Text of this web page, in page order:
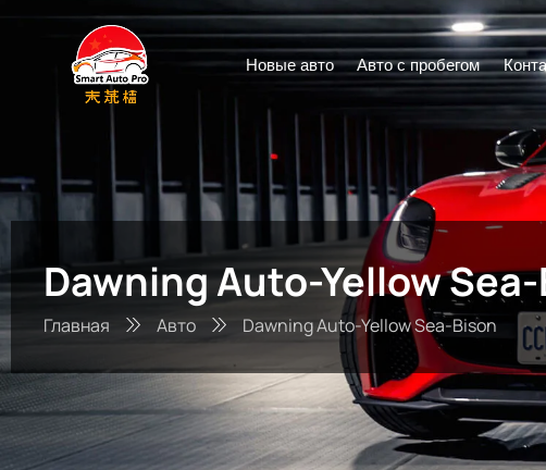
Новые авто Авто с пробегом
Dawning Auto-Yellow
Главная Авто Dawning Auto-Yellow Sea-Bison